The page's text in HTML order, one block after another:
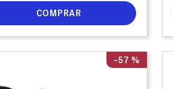
COMPRAR
-57 %